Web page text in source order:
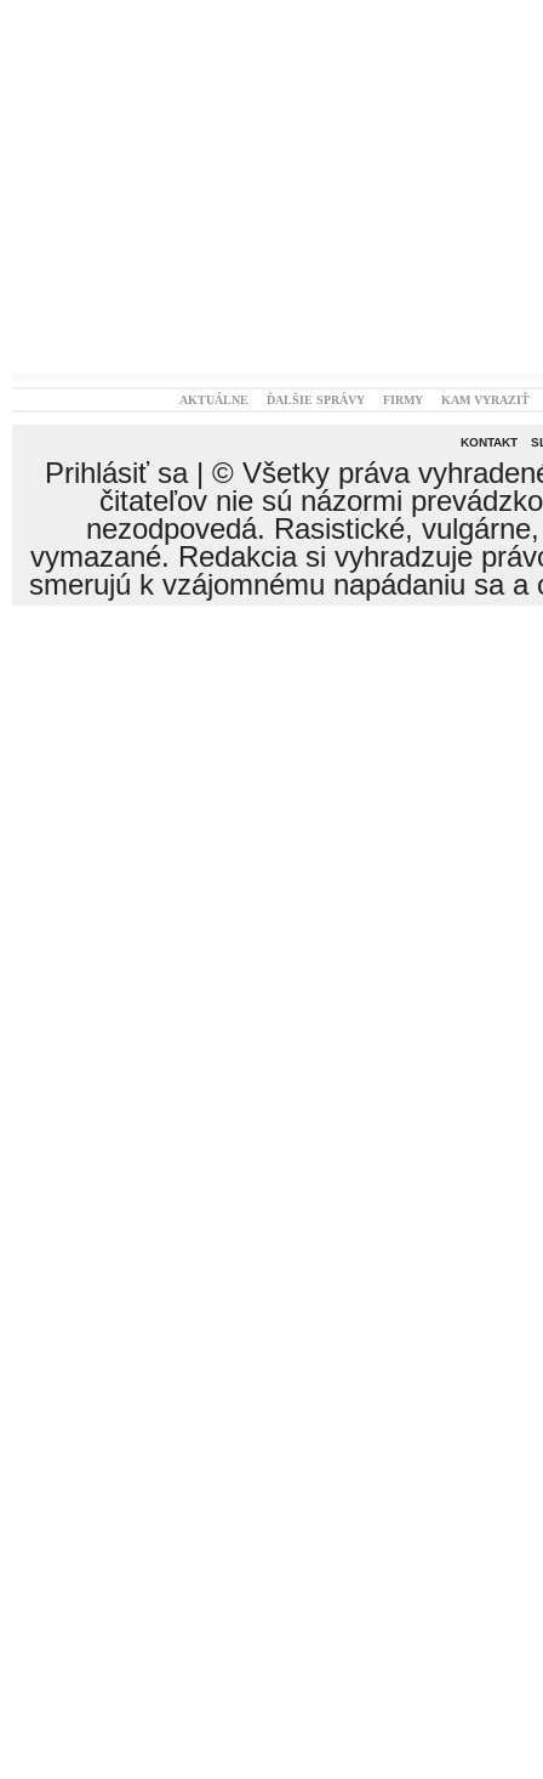
AKTUÁLNE ĎALŠIE SPRÁVY FIRMY KAM VYRAZIŤ
KONTAKT
Prihlásiť sa| © Všetky práva
čitateľov nie sú názormi
nezodpovedá. Rasistické,
vymazané. Redakcia si vyhradzuje
smerujú k vzájomnému napádaniu sa